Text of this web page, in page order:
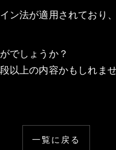
ン法が適用されており
でしょうか？
以上の内容かもしれませ
一覧に戻る